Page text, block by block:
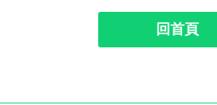
回首頁